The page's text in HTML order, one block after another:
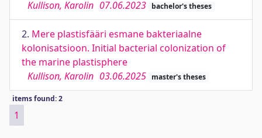
Kullison, Karolin 07.06.2023 bachelor's theses
2. Mere plastisfääri esmane bakteriaalne
kolonisatsioon. Initial bacterial colonization of
the marine plastisphere
Kullison, Karolin 03.06.2025 master's theses
items found: 2
1